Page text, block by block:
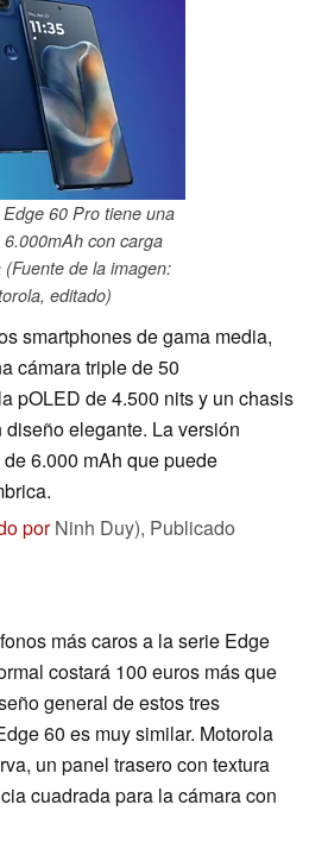
60 Pro tiene una
con carga
(Fuente de la imagen:
editado)
smartphones de gama media,
cámara triple de 50
pOLED de 4.500 nits y un chasis
elegante. La versión
6.000 mAh que puede
porNinh Duy), Publicado
más caros a la serie Edge
costará 100 euros más que
general de estos tres
60 es muy similar. Motorola
un panel trasero con textura
cuadrada para la cámara con